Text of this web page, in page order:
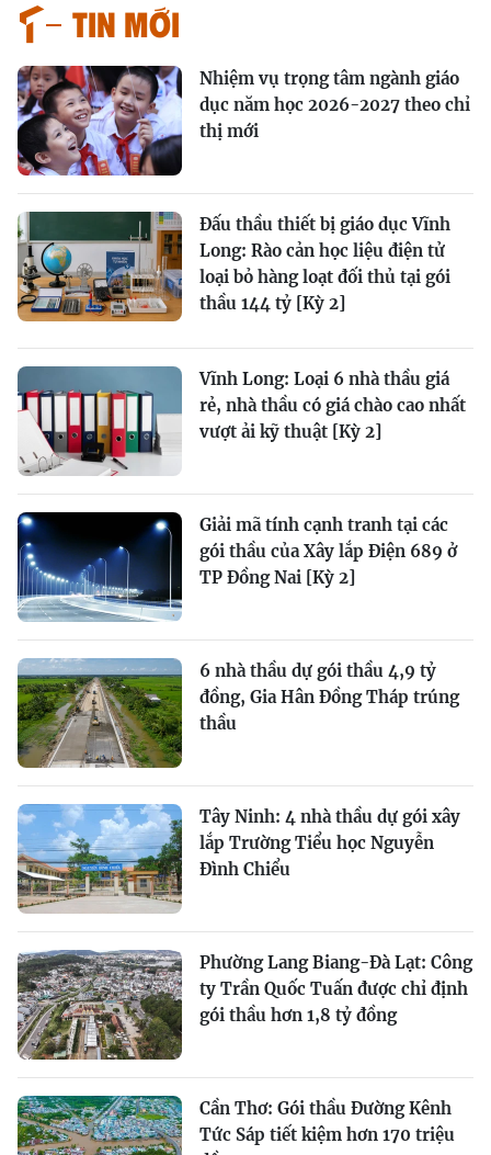
Tin mới
Nhiệm vụ trọng tâm ngành giáo
dục năm học 2026-2027 theo chỉ
thị mới
Đấu thầu thiết bị giáo dục Vĩnh
Long: Rào cản học liệu điện tử
loại bỏ hàng loạt đối thủ tại gói
thầu 144 tỷ [Kỳ 2]
Vĩnh Long: Loại 6 nhà thầu giá
rẻ, nhà thầu có giá chào cao nhất
vượt ải kỹ thuật [Kỳ 2]
Giải mã tính cạnh tranh tại các
gói thầu của Xây lắp Điện 689 ở
TP Đồng Nai [Kỳ 2]
6 nhà thầu dự gói thầu 4,9 tỷ
đồng, Gia Hân Đồng Tháp trúng
thầu
Tây Ninh: 4 nhà thầu dự gói xây
lắp Trường Tiểu học Nguyễn
Đình Chiểu
Phường Lang Biang-Đà Lạt: Công
ty Trần Quốc Tuấn được chỉ định
gói thầu hơn 1,8 tỷ đồng
Cần Thơ: Gói thầu Đường Kênh
Tức Sáp tiết kiệm hơn 170 triệu